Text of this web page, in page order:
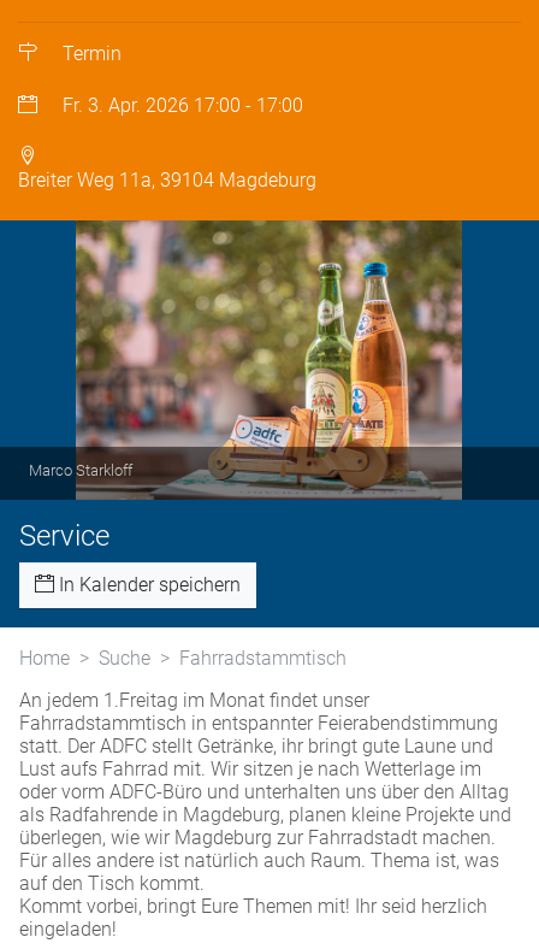
Termin
Fr. 3. Apr. 2026 17:00 - 17:00
Breiter Weg 11a, 39104 Magdeburg
Marco Starkloff
Service
In Kalender speichern
Home Suche
Fahrradstammtisch
An jedem 1.Freitag im Monat findet unser
Fahrradstammtisch in entspannter Feierabendstimmung
statt. Der ADFC stellt Getränke, ihr bringt gute Laune und
Lust aufs Fahrrad mit. Wir sitzen je nach Wetterlage im
oder vorm ADFC-Büro und unterhalten uns über den Alltag
als Radfahrende in Magdeburg, planen kleine Projekte und
überlegen, wie wir Magdeburg zur Fahrradstadt machen.
Für alles andere ist natürlich auch Raum. Thema ist, was
auf den Tisch kommt.
Kommt vorbei, bringt Eure Themen mit! Ihr seid herzlich
eingeladen!